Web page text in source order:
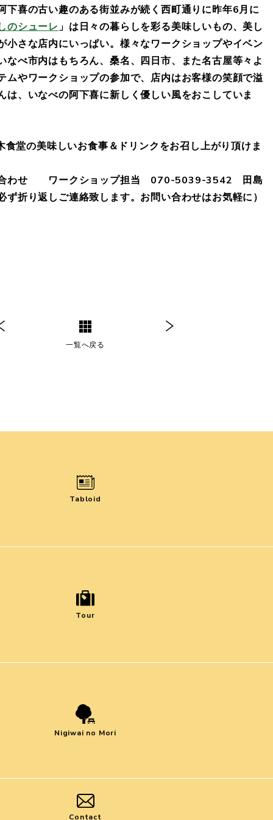
喜の古い趣のある街並みが続く西町通りに昨年6月に
のシューレ」は日々の暮らしを彩る美味しいもの、美し
小さな店内にいっぱい。様々なワークショップやイベン
なべ市内はもちろん、桑名、四日市、また名古屋等々よ
ムやワークショップの参加で、店内はお客様の笑顔で溢
は、いなべの阿下喜に新しく優しい風をおこしていま
堂の美味しいお食事＆ドリンクをお召し上がり頂けま
合わせ ワークショップ担当 070-5039-3542 田島
ず折り返しご連絡致します。お問い合わせはお気軽に）
一覧へ戻る
Tabloid
Tour
Nigiwai no Mori
Contact